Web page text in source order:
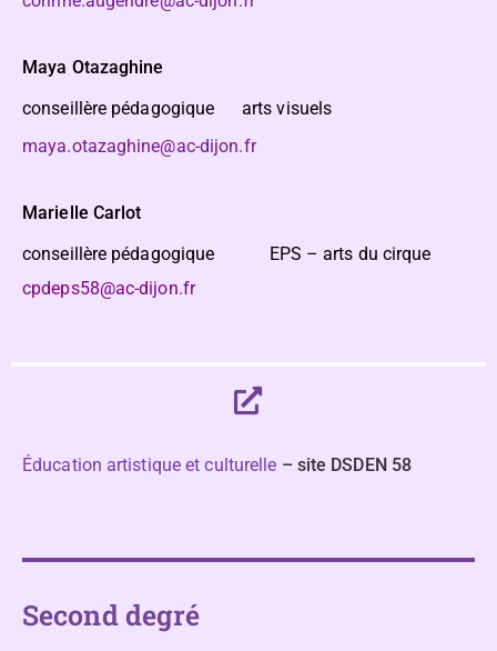
Maya Otazaghine
conseillère pédagogique arts visuels
maya.otazaghine@ac-dijon.fr
Marielle Carlot
conseillère pédagogique EPS – arts du cirque
cpdeps58@ac-dijon.fr
Éducation artistique et culturelle – site DSDEN 58
Second degré